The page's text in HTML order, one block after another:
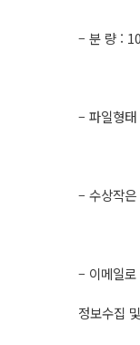
– 분 량 :
– 파일형
– 수상작
– 이메일
정보수집